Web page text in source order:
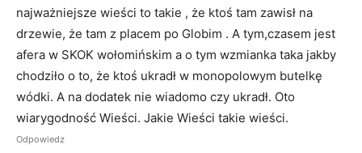
najważniejsze wieści to takie , że ktoś tam zawisł na
drzewie, że tam z placem po Globim . A tym,czasem jest
afera w SKOK wołomińskim a o tym wzmianka taka jakby
chodziło o to, że ktoś ukradł w monopolowym butelkę
wódki. A na dodatek nie wiadomo czy ukradł. Oto
wiarygodność Wieści. Jakie Wieści takie wieści.
Odpowiedz